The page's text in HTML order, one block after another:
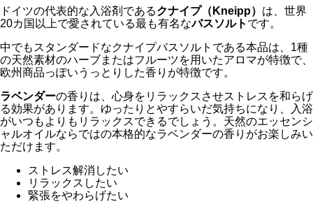
ドイツの代表的な入浴剤であるクナイプ（Kneipp） は、世界
20カ国以上で愛されている最も有名なバスソルト です。
中でもスタンダードなクナイプバスソルトである本品は、1種
の天然素材のハーブまたはフルーツを用いたアロマが特徴で、
欧州商品っぽいうっとりした香りが特徴です。
ラベンダーの香りは、心身をリラックスさせストレスを和らげ
る効果があります。ゆったりとやすらいだ気持ちになり、入浴
がいつもよりもリラックスできるでしょう。天然のエッセンシ
ャルオイルならではの本格的なラベンダーの香りがお楽しみい
ただけます。
ストレス解消したい
リラックスしたい
緊張をやわらげたい